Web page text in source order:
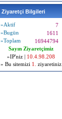
Ziyaretçi Bilgileri
»Aktif
7
»Bugün
1611
»Toplam
16944794
Sayın Ziyaretçimiz
»IP'niz |
10.4.98.208
» Bu sitemizi 1. ziyaretiniz